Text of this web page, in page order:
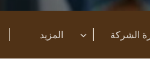
الشركة المزيد